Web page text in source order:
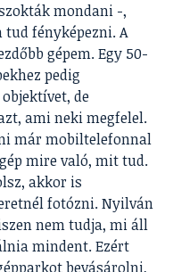
mondani -,
fényképezni. A
gépem. Egy 50-
pedig
de
ami neki megfelel.
már mobiltelefonnal
mire való, mit tud.
akkor is
fotózni. Nyilván
nem tudja, mi áll
mindent. Ezért
bevásárolni,